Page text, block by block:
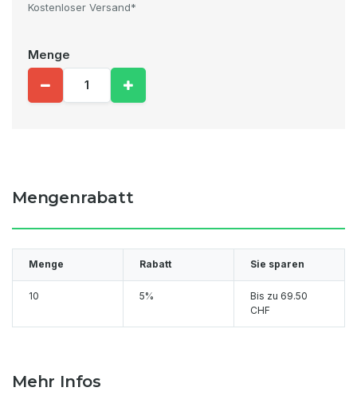
Kostenloser Versand*
Menge
Mengenrabatt
Menge Rabatt Sie sparen
10 5% Bis zu 69.50
CHF
Mehr Infos